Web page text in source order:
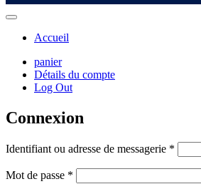
Accueil
panier
Détails du compte
Log Out
Connexion
Identifiant ou adresse de messagerie *
Mot de passe *